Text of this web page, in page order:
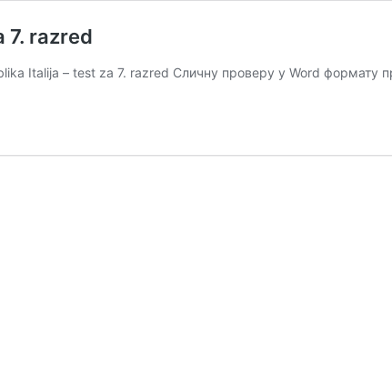
7. razred
Italija – test za 7. razred Сличну проверу у Word формату